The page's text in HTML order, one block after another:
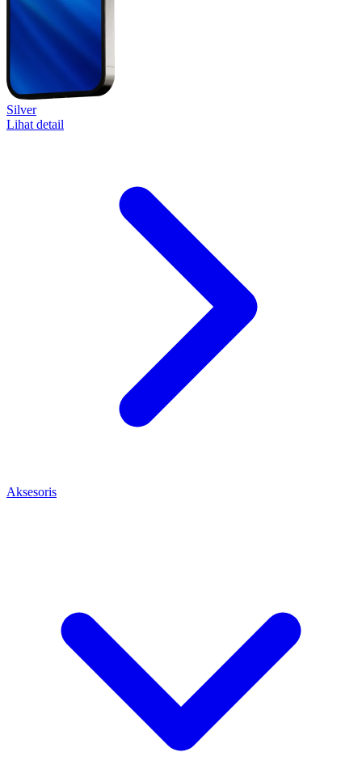
Silver
Lihat detail
Aksesoris